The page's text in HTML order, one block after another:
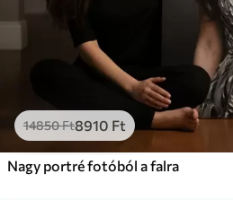
14850Ft8910 Ft
Nagy portré fotóból a falra